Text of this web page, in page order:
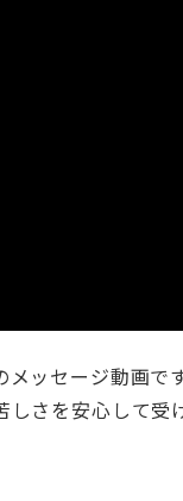
ッセージ動画で
さを安心して受